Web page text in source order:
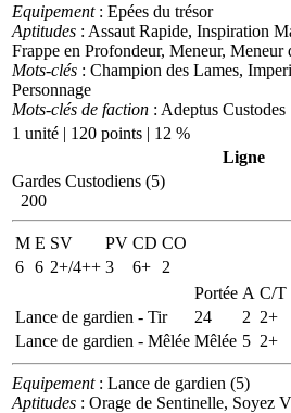
Equipement: Epées du trésor
Aptitudes : Assaut Rapide, Inspiration
Frappe en Profondeur, Meneur, Meneur
Mots-clés : Champion des Lames,
Personnage
Mots-clés de faction : Adeptus Custodes
1 unité | 120 points | 12 %
Ligne
Gardes Custodiens (5)
200
M E SV PV CD CO
6 6 2+/4++ 3 6+
2
Portée A C/T
Lance de gardien - Tir
24 2 2+
Lance de gardien - Mêlée Mêlée 5 2+
Equipement: Lance de gardien (5)
Aptitudes : Orage de Sentinelle, Soyez